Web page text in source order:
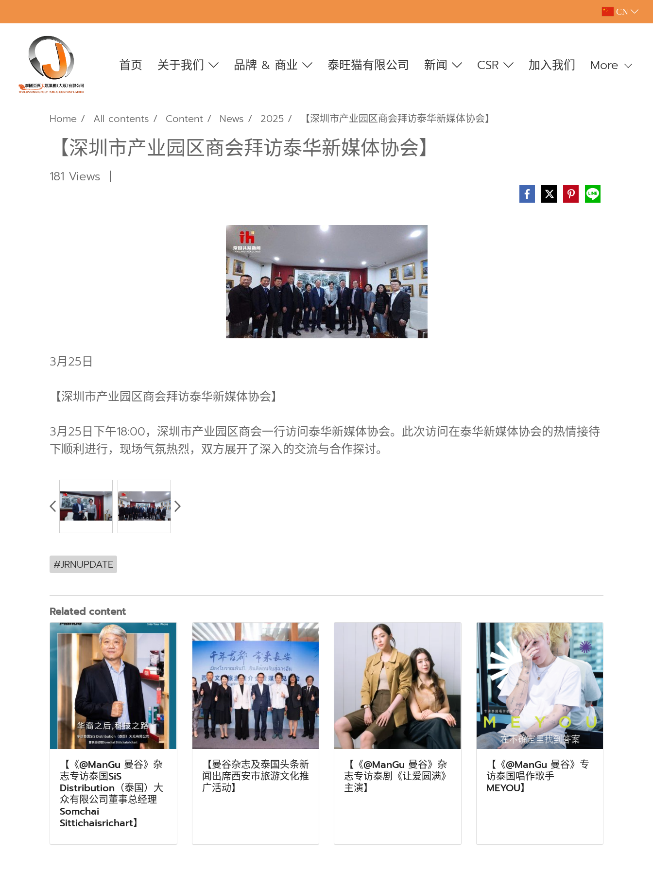
CN
首页 关于我们 品牌 & 商业 泰旺猫有限公司 新闻 CSR 加入我们 More
Home All contents Content News 2025 【深圳市产业园区商会拜访泰华新媒体协会】
【深圳市产业园区商会拜访泰华新媒体协会】
181 Views |
3月25日
【深圳市产业园区商会拜访泰华新媒体协会】
3月25日下午18:00，深圳市产业园区商会一行访问泰华新媒体协会。此次访问在泰华新媒体协会的热情接待
下顺利进行，现场气氛热烈，双方展开了深入的交流与合作探讨。
#JRNUPDATE
Related content
【《@ManGu 曼谷》杂
志专访泰国SiS
Distribution（泰国）大
众有限公司董事总经理
Somchai
Sittichaisrichart】
【曼谷杂志及泰国头条新
闻出席西安市旅游文化推
广活动】
【《@ManGu 曼谷》杂
志专访泰剧《让爱圆满》
主演】
【《@ManGu 曼谷》专
访泰国唱作歌手
MEYOU】